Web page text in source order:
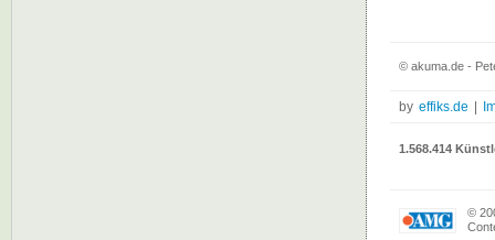
© akuma.de -
by effiks.de
1.568.414
©